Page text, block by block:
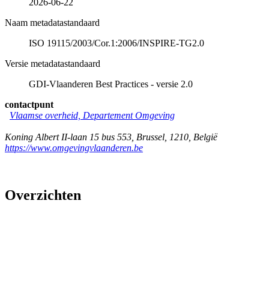
Naam metadatastandaard
ISO 19115/2003/Cor.1:2006/INSPIRE-TG2.0
Versie metadatastandaard
GDI-Vlaanderen Best Practices - versie 2.0
contactpunt
Vlaamse overheid, Departement Omgeving
Koning Albert II-laan 15 bus 553 Brussel 1210 België
https://www.omgevingvlaanderen.be
Overzichten